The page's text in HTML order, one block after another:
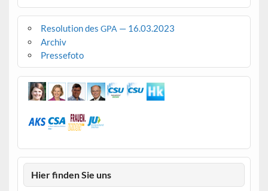
Resolution des GPA — 16.03.2023
Archiv
Pressefoto
Hier finden Sie uns